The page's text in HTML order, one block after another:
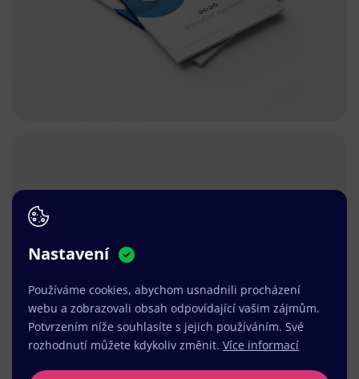
Nastavení
Používáme cookies, abychom usnadnili procházení
webu a zobrazovali obsah odpovídající vašim zájmům.
Potvrzením níže souhlasíte s jejich používáním. Své
rozhodnutí můžete kdykoliv změnit. Více informací